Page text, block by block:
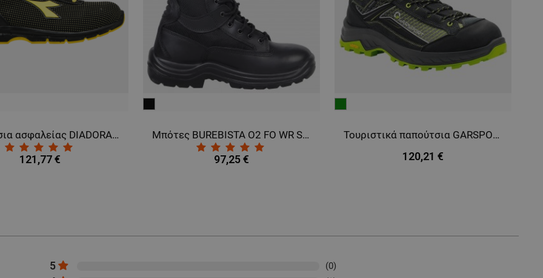
Παπούτσια ασφαλείας DIADORA ATOM LOW S3 SRC ESD
121,77 €
Μπότες BUREBISTA O2 FO WR SRC
97,25 €
Τουριστικά παπούτσια GARSPORT MIKENO MID WP
120,21 €
5 (0)